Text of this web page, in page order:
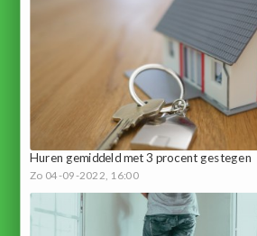
Huren gemiddeld met 3 procent gestegen
Zo 04-09-2022, 16:00